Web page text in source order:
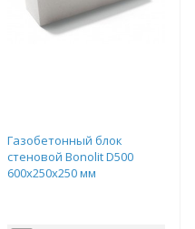
Газобетонный блок
стеновой Bonolit D500
600х250х250 мм